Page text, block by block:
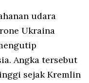
udara
Ukraina
Angka tersebut
sejak Kremlin